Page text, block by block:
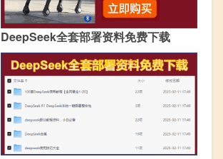
DeepSeek全套部署资料免费下载